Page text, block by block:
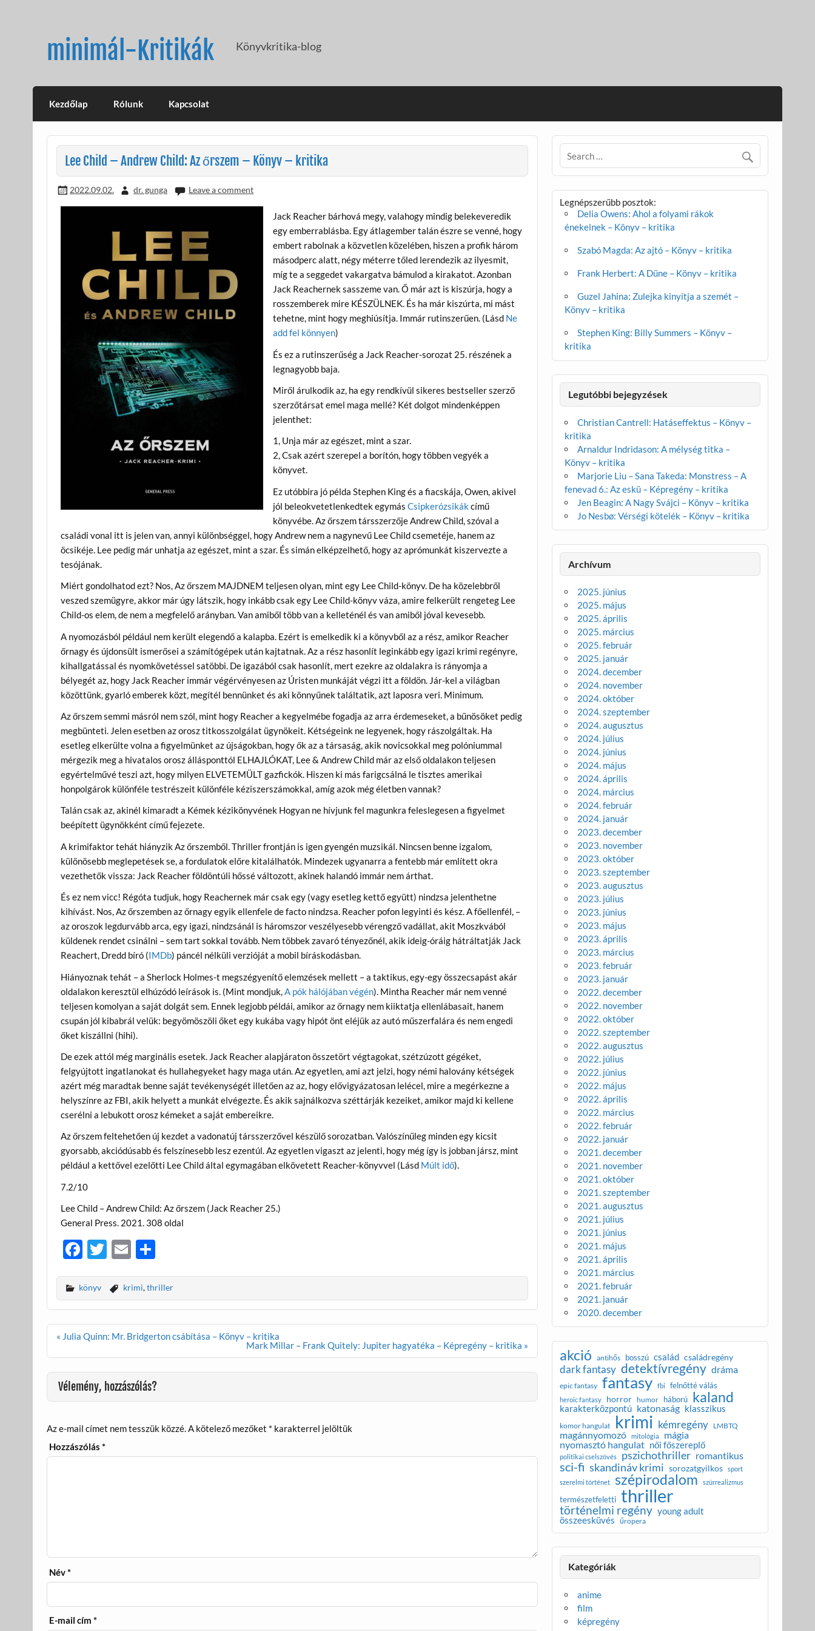
minimál-Kritikák Könyvkritika-blog
Kezdőlap Rólunk Kapcsolat
Lee Child – Andrew Child: Az őrszem – Könyv – kritika
2022.09.02. dr. gunga Leave a comment
Jack Reacher bárhová megy, valahogy mindig belekeveredik
egy emberrablásba. Egy átlagember talán észre se venné, hogy
embert rabolnak a közvetlen közelében, hiszen a profik három
másodperc alatt, négy méterre tőled lerendezik az ilyesmit,
míg te a seggedet vakargatva bámulod a kirakatot. Azonban
Jack Reachernek sasszeme van. Ő már azt is kiszúrja, hogy a
rosszemberek mire KÉSZÜLNEK. És ha már kiszúrta, mi mást
tehetne, mint hogy meghiúsítja. Immár rutinszerűen. (Lásd Ne
add fel könnyen)
És ez a rutinszerűség a Jack Reacher-sorozat 25. részének a
legnagyobb baja.
Miről árulkodik az, ha egy rendkívül sikeres bestseller szerző
szerzőtársat emel maga mellé? Két dolgot mindenképpen
jelenthet:
1, Unja már az egészet, mint a szar.
2, Csak azért szerepel a borítón, hogy többen vegyék a
könyvet.
Ez utóbbira jó példa Stephen King és a fiacskája, Owen, akivel
jól beleokvetetlenkedtek egymás Csipkerózsikák című
könyvébe. Az őrszem társszerzője Andrew Child, szóval a
családi vonal itt is jelen van, annyi különbséggel, hogy Andrew nem a nagynevű Lee Child csemetéje, hanem az
öcsikéje. Lee pedig már unhatja az egészet, mint a szar. És simán elképzelhető, hogy az aprómunkát kiszervezte a
tesójának.
Miért gondolhatod ezt? Nos, Az őrszem MAJDNEM teljesen olyan, mint egy Lee Child-könyv. De ha közelebbről
veszed szemügyre, akkor már úgy látszik, hogy inkább csak egy Lee Child-könyv váza, amire felkerült rengeteg Lee
Child-os elem, de nem a megfelelő arányban. Van amiből több van a kelleténél és van amiből jóval kevesebb.
A nyomozásból például nem került elegendő a kalapba. Ezért is emelkedik ki a könyvből az a rész, amikor Reacher
őrnagy és újdonsült ismerősei a számítógépek után kajtatnak. Az a rész hasonlít leginkább egy igazi krimi regényre,
kihallgatással és nyomkövetéssel satöbbi. De igazából csak hasonlít, mert ezekre az oldalakra is rányomja a
bélyegét az, hogy Jack Reacher immár végérvényesen az Úristen munkáját végzi itt a földön. Jár-kel a világban
közöttünk, gyarló emberek közt, megítél bennünket és aki könnyűnek találtatik, azt laposra veri. Minimum.
Az őrszem semmi másról nem szól, mint hogy Reacher a kegyelmébe fogadja az arra érdemeseket, a bűnösöket pedig
megbünteti. Jelen esetben az orosz titkosszolgálat ügynökeit. Kétségeink ne legyenek, hogy rászolgáltak. Ha
esetleg elkerülte volna a figyelmünket az újságokban, hogy ők az a társaság, akik novicsokkal meg polóniummal
mérgezik meg a hivatalos orosz állásponttól ELHAJLÓKAT, Lee & Andrew Child már az első oldalakon teljesen
egyértelművé teszi azt, hogy milyen ELVETEMÜLT gazfickók. Hiszen ki más farigcsálná le tisztes amerikai
honpolgárok különféle testrészeit különféle kéziszerszámokkal, amíg azok még életben vannak?
Talán csak az, akinél kimaradt a Kémek kézikönyvének Hogyan ne hívjunk fel magunkra feleslegesen a figyelmet
beépített ügynökként című fejezete.
A krimifaktor tehát hiányzik Az őrszemből. Thriller frontján is igen gyengén muzsikál. Nincsen benne izgalom,
különösebb meglepetések se, a fordulatok előre kitalálhatók. Mindezek ugyanarra a fentebb már említett okra
vezethetők vissza: Jack Reacher földöntúli hőssé változott, akinek halandó immár nem árthat.
És ez nem vicc! Régóta tudjuk, hogy Reachernek már csak egy (vagy esetleg kettő együtt) nindzsa jelenthetne
kihívást. Nos, Az őrszemben az őrnagy egyik ellenfele de facto nindzsa. Reacher pofon legyinti és kész. A főellenfél, –
az oroszok legdurvább arca, egy igazi, nindzsánál is háromszor veszélyesebb vérengző vadállat, akit Moszkvából
küldenek rendet csinálni – sem tart sokkal tovább. Nem többek zavaró tényezőnél, akik ideig-óráig hátráltatják Jack
Reachert, Dredd bíró (IMDb) páncél nélküli verzióját a mobil bíráskodásban.
Hiányoznak tehát – a Sherlock Holmes-t megszégyenítő elemzések mellett – a taktikus, egy-egy összecsapást akár
oldalakon keresztül elhúzódó leírások is. (Mint mondjuk, A pók hálójában végén). Mintha Reacher már nem venné
teljesen komolyan a saját dolgát sem. Ennek legjobb példái, amikor az őrnagy nem kiiktatja ellenlábasait, hanem
csupán jól kibabrál velük: begyömöszöli őket egy kukába vagy hipót önt eléjük az autó műszerfalára és nem engedi
őket kiszállni (hihi).
De ezek attól még marginális esetek. Jack Reacher alapjáraton összetört végtagokat, szétzúzott gégéket,
felgyújtott ingatlanokat és hullahegyeket hagy maga után. Az egyetlen, ami azt jelzi, hogy némi halovány kétségek
azért még maradtak benne saját tevékenységét illetően az az, hogy elővigyázatosan lelécel, mire a megérkezne a
helyszínre az FBI, akik helyett a munkát elvégezte. És akik sajnálkozva széttárják kezeiket, amikor majd ki kellene
cserélni a lebukott orosz kémeket a saját embereikre.
Az őrszem feltehetően új kezdet a vadonatúj társszerzővel készülő sorozatban. Valószínűleg minden egy kicsit
gyorsabb, akciódúsabb és felszínesebb lesz ezentúl. Az egyetlen vigaszt az jelenti, hogy még így is jobban jársz, mint
például a kettővel ezelőtti Lee Child által egymagában elkövetett Reacher-könyvvel (Lásd Múlt idő).
7.2/10
Lee Child – Andrew Child: Az őrszem (Jack Reacher 25.)
General Press. 2021. 308 oldal
F
e
b
o
o
k
T
itt
er
E
ail za
m
e
g
könyv krimi,thriller
Bejegyzés
navigáció
« Julia Quinn: Mr. Bridgerton csábítása – Könyv – kritika
Mark Millar – Frank Quitely: Jupiter hagyatéka – Képregény – kritika »
Vélemény, hozzászólás?
Az e-mail címet nem tesszük közzé.A kötelező mezőket * karakterrel jelöltük
Hozzászólás*
Név*
E-mail cím*
Legnépszerűbb posztok:
Delia Owens: Ahol a folyami rákok
énekelnek – Könyv – kritika
Szabó Magda: Az ajtó – Könyv – kritika
Frank Herbert: A Dűne – Könyv – kritika
Guzel Jahina: Zulejka kinyitja a szemét –
Könyv – kritika
Stephen King: Billy Summers – Könyv –
kritika
Legutóbbi bejegyzések
Christian Cantrell: Hatáseffektus – Könyv –
kritika
Arnaldur Indridason: A mélység titka –
Könyv – kritika
Marjorie Liu – Sana Takeda: Monstress – A
fenevad 6.: Az eskü – Képregény – kritika
Jen Beagin: A Nagy Svájci – Könyv – kritika
Jo Nesbø: Vérségi kötelék – Könyv – kritika
Archívum
2025. június
2025. május
2025. április
2025. március
2025. február
2025. január
2024. december
2024. november
2024. október
2024. szeptember
2024. augusztus
2024. július
2024. június
2024. május
2024. április
2024. március
2024. február
2024. január
2023. december
2023. november
2023. október
2023. szeptember
2023. augusztus
2023. július
2023. június
2023. május
2023. április
2023. március
2023. február
2023. január
2022. december
2022. november
2022. október
2022. szeptember
2022. augusztus
2022. július
2022. június
2022. május
2022. április
2022. március
2022. február
2022. január
2021. december
2021. november
2021. október
2021. szeptember
2021. augusztus
2021. július
2021. június
2021. május
2021. április
2021. március
2021. február
2021. január
2020. december
akció antihős bosszú család családregény
dark fantasy detektívregény dráma
epic fantasy fantasy fbi felnőtté válás
heroic fantasy horror humor háború kaland
karakterközpontú katonaság klasszikus
komor hangulat krimi kémregény LMBTQ
magánnyomozó mitológia mágia
nyomasztó hangulat női főszereplő
politikai cselszövés pszichothriller romantikus
sci-fi skandináv krimi sorozatgyilkos
sport
szerelmi történet
szépirodalom szürrealizmus
természetfeletti thriller
történelmi regény young adult
összeesküvés
űropera
Kategóriák
anime
film
képregény